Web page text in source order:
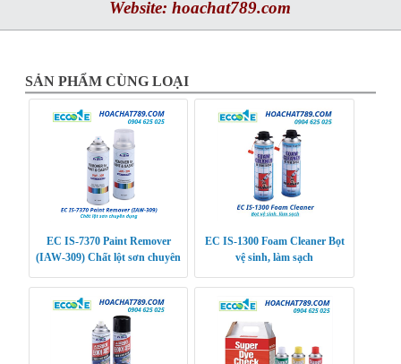
Website:hoachat789.com
SẢN PHẨM CÙNG LOẠI
EC IS-7370 Paint Remover
(IAW-309) Chất lột sơn chuyên
EC IS-1300 Foam Cleaner Bọt
vệ sinh, làm sạch